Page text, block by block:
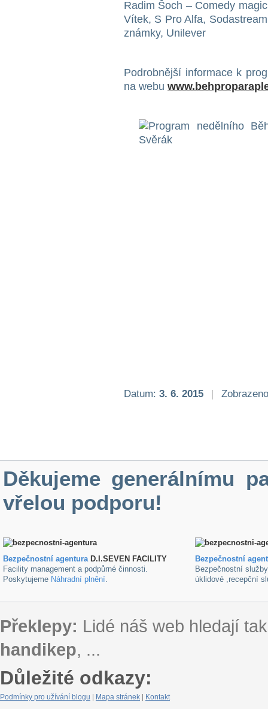
Radim Šoch – Comedy
Vítek, S Pro Alfa,
známky, Unilever
Podrobnější informace k
na webu
Datum: 3. 6. 2015 |
Děkujeme generálnímu
vřelou podporu!
Bezpečnostní agenturaD.I.SEVEN FACILITY
Facility management a podpůrné činnosti.
Poskytujeme Náhradní plnění.
Bezpečnostní
Bezpečnostní
úklidové ,recepční
Překlepy: Lidé náš web hledají
handikep, ...
Důležité odkazy:
Podmínky pro užívání blogu Mapa stránek Kontakt